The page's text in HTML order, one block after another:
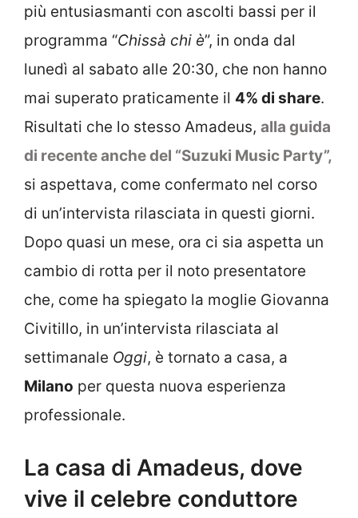
più entusiasmanti con ascolti bassi per il
programma “Chissà chi è”, in onda dal
lunedì al sabato alle 20:30, che non hanno
mai superato praticamente il 4% di share.
Risultati che lo stesso Amadeus, alla guida
di recente anche del “Suzuki Music Party”,
si aspettava, come confermato nel corso
di un’intervista rilasciata in questi giorni.
Dopo quasi un mese, ora ci sia aspetta un
cambio di rotta per il noto presentatore
che, come ha spiegato la moglie Giovanna
Civitillo, in un’intervista rilasciata al
settimanale Oggi, è tornato a casa, a
Milano per questa nuova esperienza
professionale.
La casa di Amadeus, dove
vive il celebre conduttore